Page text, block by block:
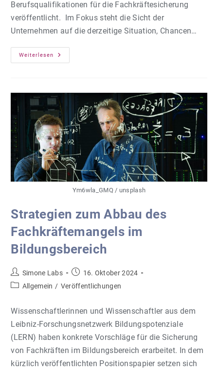
Berufsqualifikationen für die Fachkräftesicherung
veröffentlicht. Im Fokus steht die Sicht der
Unternehmen auf die derzeitige Situation, Chancen…
Weiterlesen
Gutachten
Zur
Ym6wla_GMQ / unsplash
Strategien zum Abbau des
Fachkräftemangels im
Bildungsbereich
Beitrags-
Autor:
Simone Labs
Beitrag
veröffentlicht:
16. Oktober 2024
Beitrags-
Allgemein / Veröffentlichungen
Wissenschaftlerinnen und Wissenschaftler aus dem
Leibniz-Forschungsnetzwerk Bildungspotenziale
(LERN) haben konkrete Vorschläge für die Sicherung
von Fachkräften im Bildungsbereich erarbeitet. In dem
kürzlich veröffentlichten Positionspapier setzen sich